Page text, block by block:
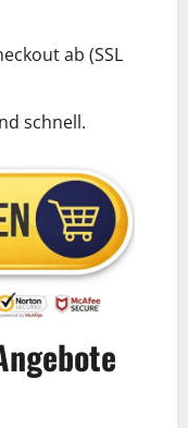
ab (SSL
schnell.